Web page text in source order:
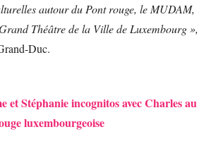
autour du Pont rouge, le MUDAM,
Théâtre de la Ville de Luxembourg »,
Duc.
et Stéphanie incognitos avec Charles au
luxembourgeoise